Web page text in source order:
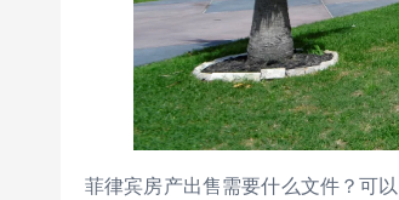
菲律宾房产出售需要什么文件？可